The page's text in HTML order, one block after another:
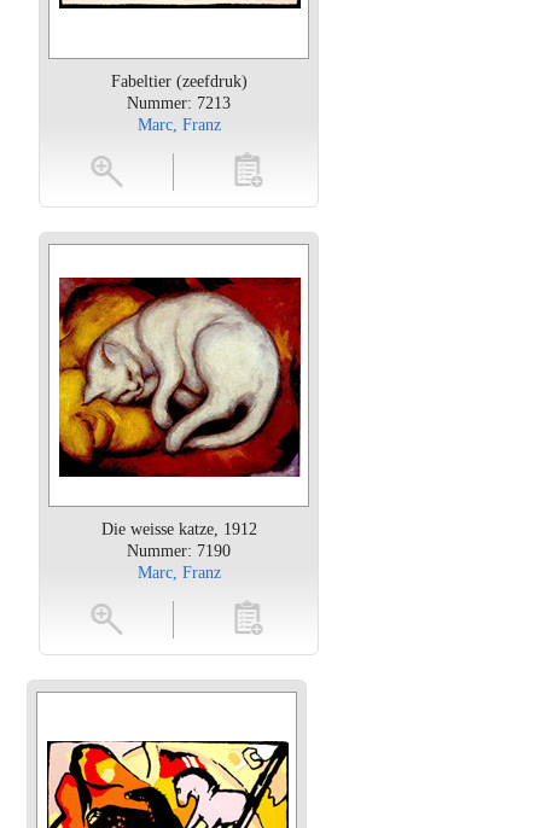
Fabeltier (zeefdruk)
Nummer: 7213
Marc, Franz
toevoegen
Die weisse katze, 1912
Nummer: 7190
Marc, Franz
toevoegen